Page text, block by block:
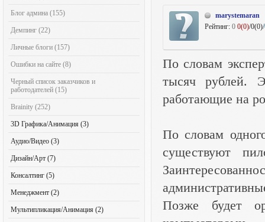
Блог админа (155)
Демпинг (22)
Личные блоги (157)
Ошибки на сайте (8)
Черный список заказчиков и
работодателей (15)
Brainity (252)
3D Графика/Анимация (3)
Аудио/Видео (3)
Дизайн/Арт (7)
Консалтинг (5)
Менеджмент (2)
Мультипликация/Анимация (2)
marystemaran
Рейтинг: 0 0(0)/0(0)/
По словам
тысяч рублей.
работающие на
По словам
существуют
Позже будет